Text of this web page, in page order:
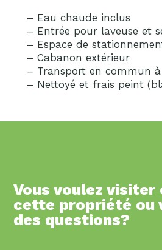
– Eau chaude inclus
– Entrée pour laveuse et
– Espace de
– Cabanon extérieur
– Transport en commun
– Nettoyé et frais peint
Vous voulez visiter
cette propriété ou
des questions?